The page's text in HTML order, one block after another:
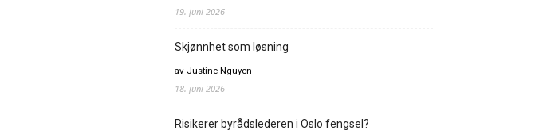
19. juni 2026
Skjønnhet som løsning
av Justine Nguyen
18. juni 2026
Risikerer byrådslederen i Oslo fengsel?